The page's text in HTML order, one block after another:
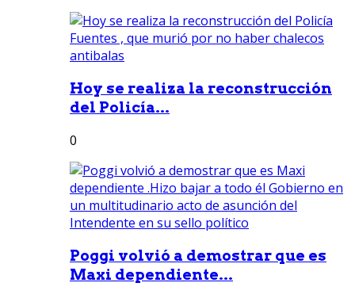
Hoy se realiza la reconstrucción
del Policía...
0
Poggi volvió a demostrar que es
Maxi dependiente...